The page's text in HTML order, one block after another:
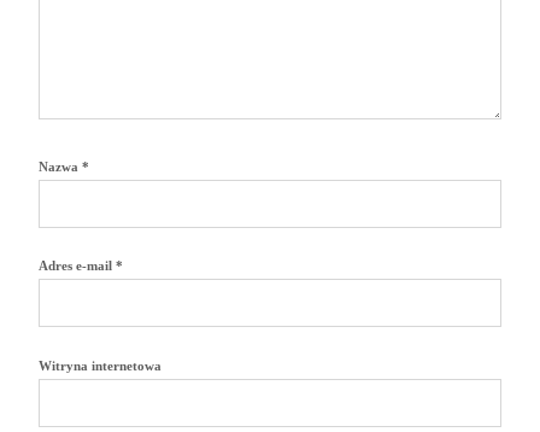
Nazwa *
Adres e-mail *
Witryna internetowa